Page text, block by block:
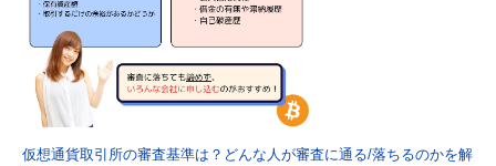
仮想通貨取引所の審査基準は？どんな人が審査に通る/落ちるのかを解